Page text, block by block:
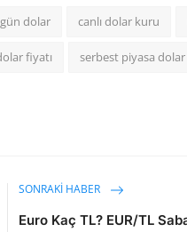
dolar canlı dolar kuru
fiyatı serbest piyasa dolar
SONRAKI HABER
Euro Kaç TL? EUR/TL